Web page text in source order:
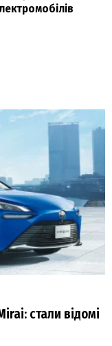
стали відомі